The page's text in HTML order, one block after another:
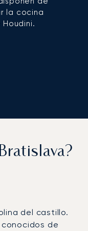
la cocina
del castillo.
de